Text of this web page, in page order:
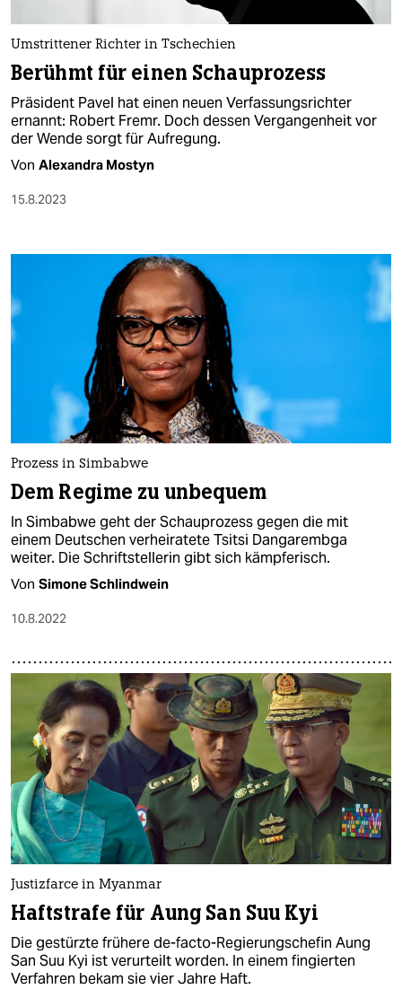
nord
wahrheit
verlag
verlag
veranstaltungen
unterstützen
abo
genossenschaft
epaper login
Umstrittener Richter in Tschechien
Berühmt für einen Schauprozess
Präsident Pavel hat einen neuen Verfassungsrichter
ernannt: Robert Fremr. Doch dessen Vergangenheit vor
der Wende sorgt für Aufregung.
Von Alexandra Mostyn
15.8.2023
Prozess in Simbabwe
Dem Regime zu unbequem
In Simbabwe geht der Schauprozess gegen die mit
einem Deutschen verheiratete Tsitsi Dangarembga
weiter. Die Schriftstellerin gibt sich kämpferisch.
Von Simone Schlindwein
10.8.2022
Justizfarce in Myanmar
Haftstrafe für Aung San Suu Kyi
Die gestürzte frühere de-facto-Regierungschefin Aung
San Suu Kyi ist verurteilt worden. In einem fingierten
Verfahren bekam sie vier Jahre Haft.